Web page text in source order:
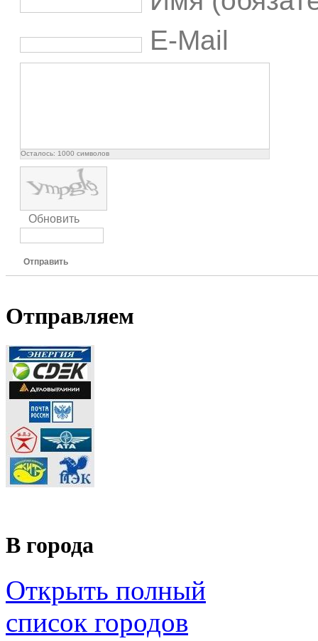
E-Mail
Осталось: 1000 символов
Обновить
Отправить
Отправляем
В города
Открыть полный
список городов